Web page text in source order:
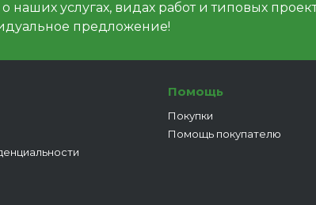
услугах, видах работ и типовых
предложение!
Помощь
Покупки
Помощь покупателю